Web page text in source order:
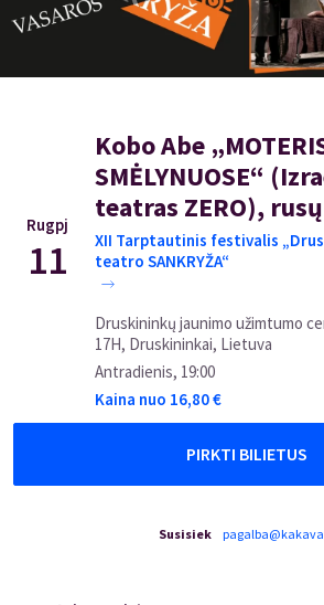
Rugpj
11
Kobo Abe
SMĖLYNUOSE“
teatras ZERO),
XII Tarptautinis festivalis
teatro SANKRYŽA“
Druskininkų jaunimo užimtumo
17H, Druskininkai, Lietuva
Antradienis, 19:00
Kaina nuo 16,80€
PIRKTI BILIETUS
Susisiek